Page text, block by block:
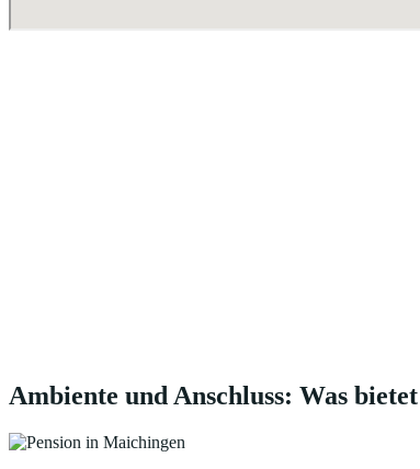
Ambiente und Anschluss: Was